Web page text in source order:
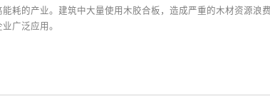
耗的产业。建筑中大量使用木胶合板，造成严重的木材资源浪
广泛应用。